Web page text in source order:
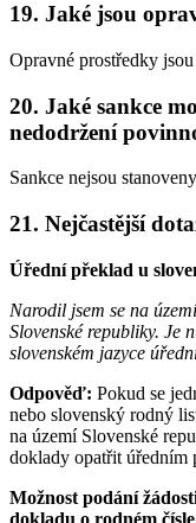
19. Jaké jsou
Opravné prostředky
20. Jaké sankce
nedodržení
Sankce nejsou
21. Nejčastější
Úřední překlad u
Narodil jsem se na
Slovenské republiky. Je
slovenském jazyce
Odpověď: Pokud se
nebo slovenský rodný
na území Slovenské
doklady opatřit úředním
Možnost podání
dokladu o rodném